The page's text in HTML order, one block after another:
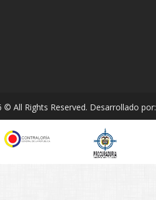
© All Rights Reserved. Desarrollado por: